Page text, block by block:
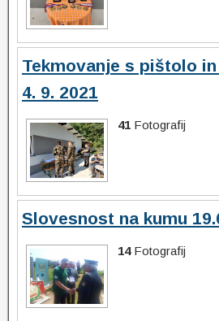
Tekmovanje s pištolo
4. 9. 2021
41 Fotografij
Slovesnost na kumu
14Fotografij